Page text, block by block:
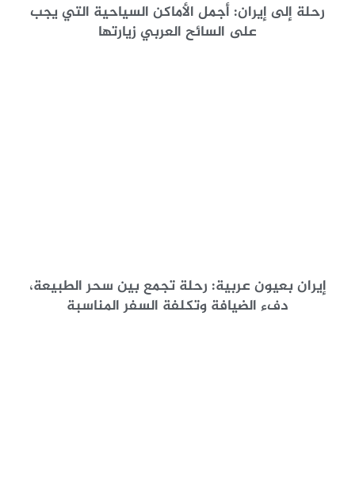
رحلة إلى إيران: أجمل الأماكن السياحية التي يجب
على السائح العربي زيارتها
إيران بعيون عربية: رحلة تجمع بين سحر الطبيعة،
دفء الضيافة وتكلفة السفر المناسبة